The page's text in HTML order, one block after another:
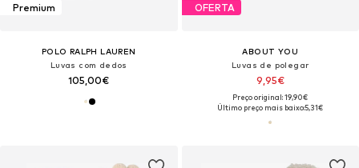
Premium
POLO RALPH LAUREN
Luvas com dedos
105,00€
OFERTA
ABOUT YOU
Luvas de polegar
9,95€
Preço original: 19,90€
Último preço mais baixo:5,31€